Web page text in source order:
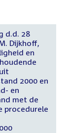
d.d. 28
Dijkhoff,
en
2000 en
en
met de
procedurele